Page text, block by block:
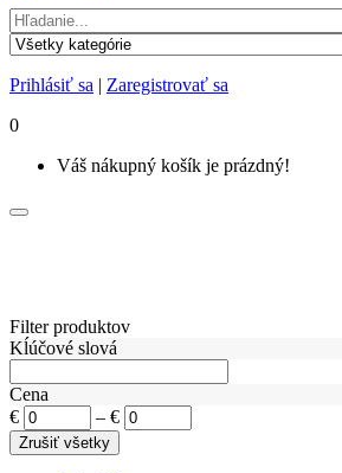
Prihlásiť sa | Zaregistrovať sa
0
Váš nákupný košík je prázdný!
Filter produktov
Kĺúčové slová
Cena
€
– €